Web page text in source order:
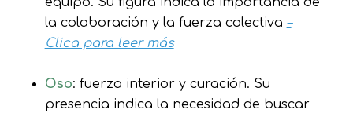
la colaboración y la fuerza colectiva –
Clica para leer más
Oso: fuerza interior y curación. Su
presencia indica la necesidad de buscar